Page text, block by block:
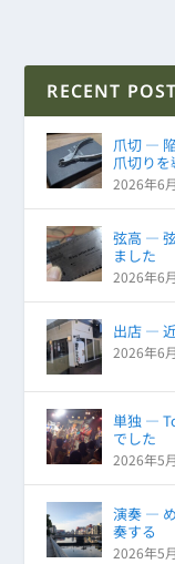
RECENT
爪切 ―
爪切りを
2026年6
弦高 ―
ました
2026年6
出店 ―
2026年6
単独 ―
でした
2026年5
演奏 ―
奏する
2026年5